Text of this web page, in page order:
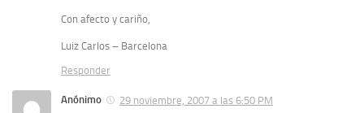
Con afecto y cariño,
Luiz Carlos – Barcelona
Responder
Anónimo
29 noviembre, 2007 a las 6:50 PM